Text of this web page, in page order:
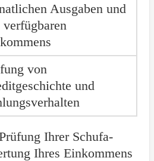
Ausgaben und
verfügbaren
von
und
Ihrer Schufa-
Ihres Einkommens